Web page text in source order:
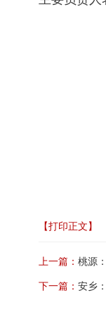
【打印正文】
上一篇： 桃源
下一篇： 安乡